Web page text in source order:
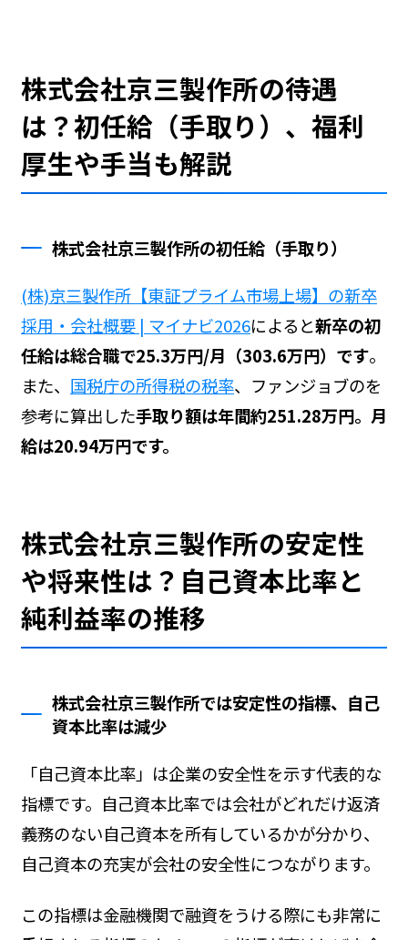
株式会社京三製作所の待遇
は？初任給（手取り）、福利
厚生や手当も解説
株式会社京三製作所の初任給（手取り）
(株)京三製作所【東証プライム市場上場】の新卒
採用・会社概要 | マイナビ2026によると新卒の初
任給は総合職で25.3万円/月（303.6万円）です。
また、 国税庁の所得税の税率、ファンジョブのを
参考に算出した手取り額は年間約251.28万円。月
給は20.94万円です。
株式会社京三製作所の安定性
や将来性は？自己資本比率と
純利益率の推移
株式会社京三製作所では安定性の指標、自己
資本比率は減少
「自己資本比率」は企業の安全性を示す代表的な
指標です。自己資本比率では会社がどれだけ返済
義務のない自己資本を所有しているかが分かり、
自己資本の充実が会社の安全性につながります。
この指標は金融機関で融資をうける際にも非常に